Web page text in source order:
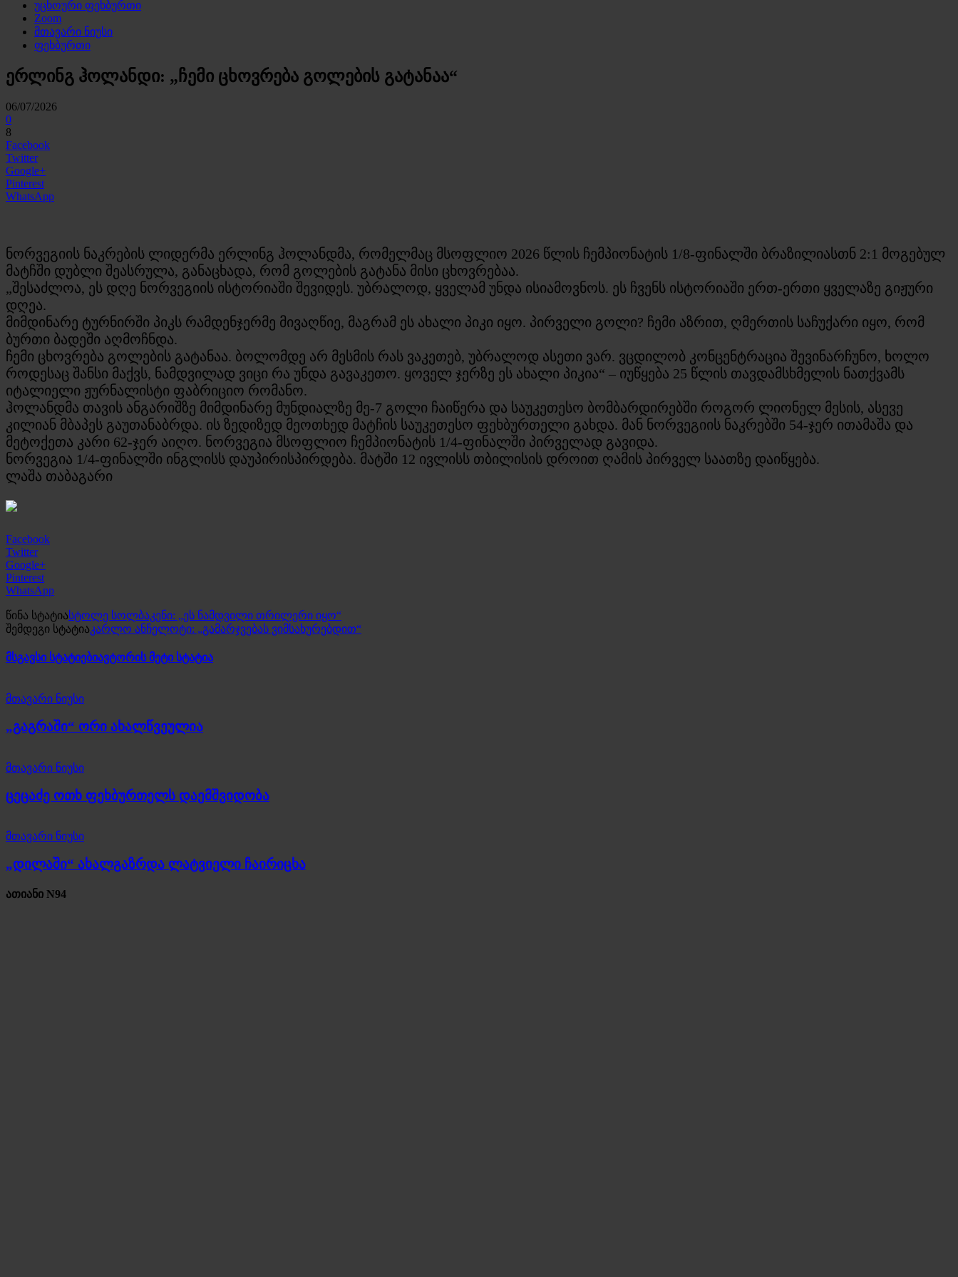
უცხოური ფეხბურთი
Zoom
მთავარი ნიუსი
ფეხბურთი
ერლინგ ჰოლანდი: „ჩემი ცხოვრება გოლების გატანაა“
06/07/2026
0
8
Facebook
Twitter
Google+
Pinterest
WhatsApp
ნორვეგიის ნაკრების ლიდერმა ერლინგ ჰოლანდმა, რომელმაც მსოფლიო 2026 წლის ჩემპიონატის 1/8-ფინალში ბრაზილიასთნ 2:1 მოგებულ
მატჩში დუბლი შეასრულა, განაცხადა, რომ გოლების გატანა მისი ცხოვრებაა.
„შესაძლოა, ეს დღე ნორვეგიის ისტორიაში შევიდეს. უბრალოდ, ყველამ უნდა ისიამოვნოს. ეს ჩვენს ისტორიაში ერთ-ერთი ყველაზე გიჟური
დღეა.
მიმდინარე ტურნირში პიკს რამდენჯერმე მივაღწიე, მაგრამ ეს ახალი პიკი იყო. პირველი გოლი? ჩემი აზრით, ღმერთის საჩუქარი იყო, რომ
ბურთი ბადეში აღმოჩნდა.
ჩემი ცხოვრება გოლების გატანაა. ბოლომდე არ მესმის რას ვაკეთებ, უბრალოდ ასეთი ვარ. ვცდილობ კონცენტრაცია შევინარჩუნო, ხოლო
როდესაც შანსი მაქვს, ნამდვილად ვიცი რა უნდა გავაკეთო. ყოველ ჯერზე ეს ახალი პიკია“ – იუწყება 25 წლის თავდამსხმელის ნათქვამს
იტალიელი ჟურნალისტი ფაბრიციო რომანო.
ჰოლანდმა თავის ანგარიშზე მიმდინარე მუნდიალზე მე-7 გოლი ჩაიწერა და საუკეთესო ბომბარდირებში როგორ ლიონელ მესის, ასევე
კილიან მბაპეს გაუთანაბრდა. ის ზედიზედ მეოთხედ მატჩის საუკეთესო ფეხბურთელი გახდა. მან ნორვეგიის ნაკრებში 54-ჯერ ითამაშა და
მეტოქეთა კარი 62-ჯერ აიღო. ნორვეგია მსოფლიო ჩემპიონატის 1/4-ფინალში პირველად გავიდა.
ნორვეგია 1/4-ფინალში ინგლისს დაუპირისპირდება. მატში 12 ივლისს თბილისის დროით ღამის პირველ საათზე დაიწყება.
ლაშა თაბაგარი
Facebook
Twitter
Google+
Pinterest
WhatsApp
წინა სტატიასტოლე სოლბაკენი: „ეს ნამდვილი თრილერი იყო“
შემდეგი სტატიაკარლო ანჩელოტი: „გამარჯვებას ვიმსახურებდით“
მსგავსი სტატიებიავტორის მეტი სტატია
მთავარი ნიუსი
„გაგრაში“ ორი ახალწვეულია
მთავარი ნიუსი
ცეცაძე ოთხ ფეხბურთელს დაემშვიდობა
მთავარი ნიუსი
„დილაში“ ახალგაზრდა ლატვიელი ჩაირიცხა
ათიანი N94